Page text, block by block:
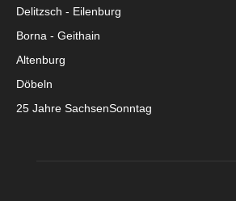
Delitzsch - Eilenburg
Borna - Geithain
Altenburg
Döbeln
25 Jahre SachsenSonntag